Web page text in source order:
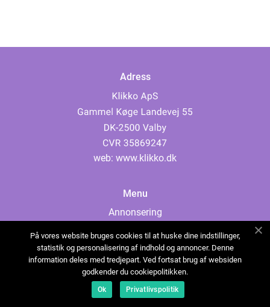
Adress
web: www.klikko.dk
Menu
Annonsering
Cookies
Kontakta oss
Sitemap
På vores website bruges cookies til at huske dine indstillinger,
statistik og personalisering af indhold og annoncer. Denne
information deles med tredjepart. Ved fortsat brug af websiden
godkender du cookiepolitikken.
Ok Privatlivspolitik